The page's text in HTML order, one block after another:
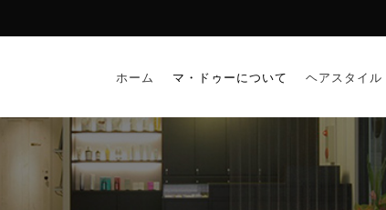
ホーム マ・ドゥーについて ヘアスタイル